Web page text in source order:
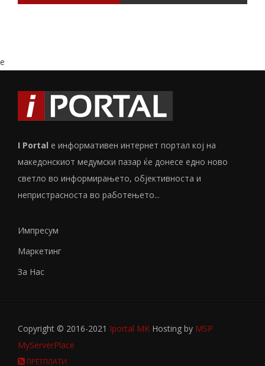
e
I Portal е информативен интернет портал кој на
македонскиот медумски пазар ќе донесе едно ново
светло во информирањето, објективноста и
непристрасноста во работењето...
Импресум
Маркетинг
За Нас
Copyright © 2016-2021 Iportal MK Hosting by MSP
MyServerPlace
ПРЕТПЛАТИ